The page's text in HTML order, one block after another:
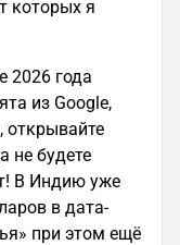
которых я
2026 года
из Google,
открывайте
не будете
В Индию уже
в дата-
при этом ещё